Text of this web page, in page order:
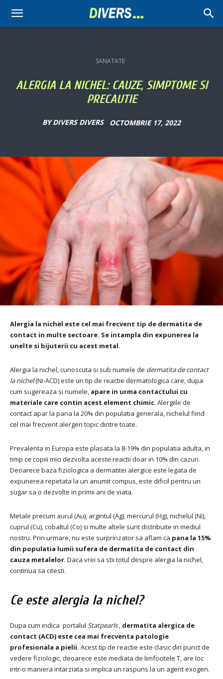
Divers
SANATATE
ALERGIA LA NICHEL: CAUZE, SIMPTOME SI
PRECAUTIE
BY DIVERS DIVERS OCTOMBRIE 17, 2022
Alergia la nichel este cel mai frecvent tip de dermatita de
contact in multe sectoare. Se intampla din expunerea la
unelte si bijuterii cu acest metal.
Alergia la nichel, cunoscuta si sub numele de dermatita de contact
la nichel(Ni-ACD) este un tip de reactie dermatologica care, dupa
cum sugereaza si numele, apare in urma contactului cu
materiale care contin acest element chimic. Alergiile de
contact apar la pana la 20% din populatia generala, nichelul fiind
cel mai frecvent alergen topic dintre toate.
Prevalenta in Europa este plasata la 8-19% din populatia adulta, in
timp ce copiii mici dezvolta aceste reactii doar in 10% din cazuri.
Deoarece baza fiziologica a dermatitei alergice este legata de
expunerea repetata la un anumit compus, este dificil pentru un
sugar sa o dezvolte in primii ani de viata.
Metale precum aurul (Au), argintul (Ag), mercurul (Hg), nichelul (Ni),
cuprul (Cu), cobaltul (Co) si multe altele sunt distribuite in mediul
nostru. Prin urmare, nu este surprinzator sa aflam ca pana la 15%
din populatia lumii sufera de dermatita de contact din
cauza metalelor. Daca vrei sa stii totul despre alergia la nichel,
continua sa citesti.
Ce este alergia la nichel?
Dupa cum indica portalul Statpearls, dermatita alergica de
contact (ACD) este cea mai frecventa patologie
profesionala a pielii. Acest tip de reactie este clasic din punct de
vedere fiziologic, deoarece este mediata de limfocitele T, are loc
intr-o maniera intarziata si implica un raspuns la un agent exogen.